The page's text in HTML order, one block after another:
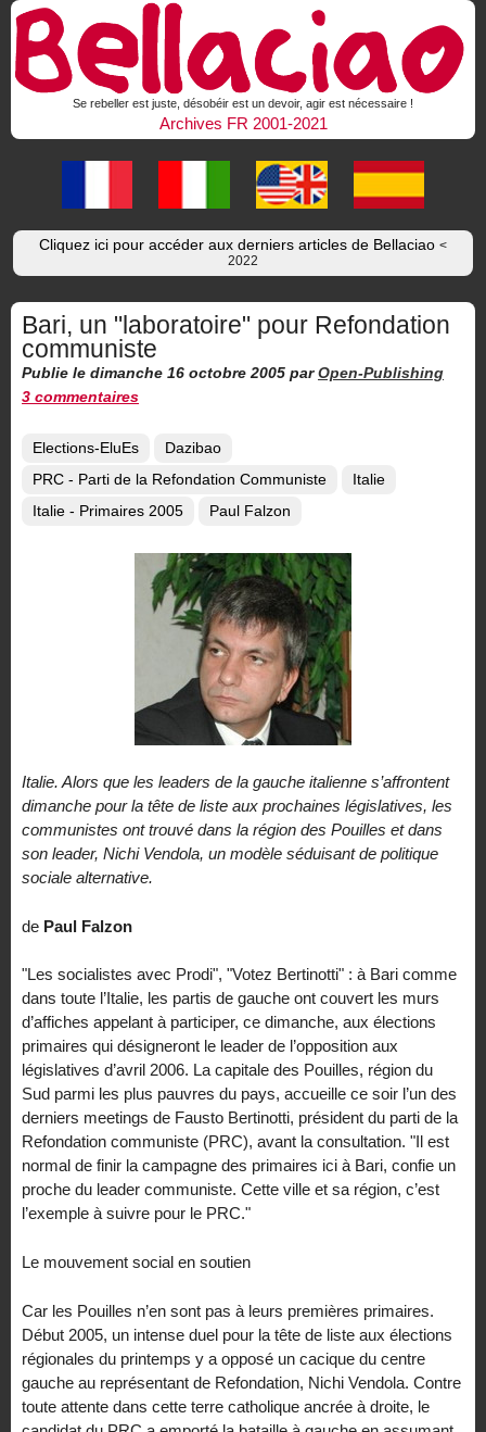
Se rebeller est juste, désobéir est un devoir, agir est nécessaire !
Archives FR 2001-2021
Cliquez ici pour accéder aux derniers articles de Bellaciao <
2022
Bari, un "laboratoire" pour Refondation
communiste
Publie le dimanche 16 octobre 2005 par Open-Publishing
3 commentaires
Elections-EluEs
Dazibao
PRC - Parti de la Refondation Communiste
Italie
Italie - Primaires 2005
Paul Falzon
Italie. Alors que les leaders de la gauche italienne s’affrontent
dimanche pour la tête de liste aux prochaines législatives, les
communistes ont trouvé dans la région des Pouilles et dans
son leader, Nichi Vendola, un modèle séduisant de politique
sociale alternative.
de Paul Falzon
"Les socialistes avec Prodi", "Votez Bertinotti" : à Bari comme
dans toute l’Italie, les partis de gauche ont couvert les murs
d’affiches appelant à participer, ce dimanche, aux élections
primaires qui désigneront le leader de l’opposition aux
législatives d’avril 2006. La capitale des Pouilles, région du
Sud parmi les plus pauvres du pays, accueille ce soir l’un des
derniers meetings de Fausto Bertinotti, président du parti de la
Refondation communiste (PRC), avant la consultation. "Il est
normal de finir la campagne des primaires ici à Bari, confie un
proche du leader communiste. Cette ville et sa région, c’est
l’exemple à suivre pour le PRC."
Le mouvement social en soutien
Car les Pouilles n’en sont pas à leurs premières primaires.
Début 2005, un intense duel pour la tête de liste aux élections
régionales du printemps y a opposé un cacique du centre
gauche au représentant de Refondation, Nichi Vendola. Contre
toute attente dans cette terre catholique ancrée à droite, le